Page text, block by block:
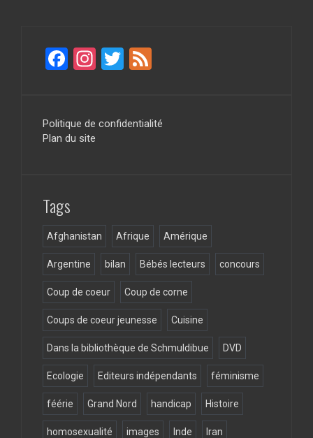
F
b
o
In
gr
T
er
Politique de confidentialité
Plan du site
Tags
Afghanistan Afrique Amérique
Argentine bilan Bébés lecteurs concours
Coup de coeur Coup de corne
Coups de coeur jeunesse Cuisine
Dans la bibliothèque de Schmuldibue DVD
Ecologie Editeurs indépendants féminisme
féérie Grand Nord handicap Histoire
homosexualité images Inde Iran